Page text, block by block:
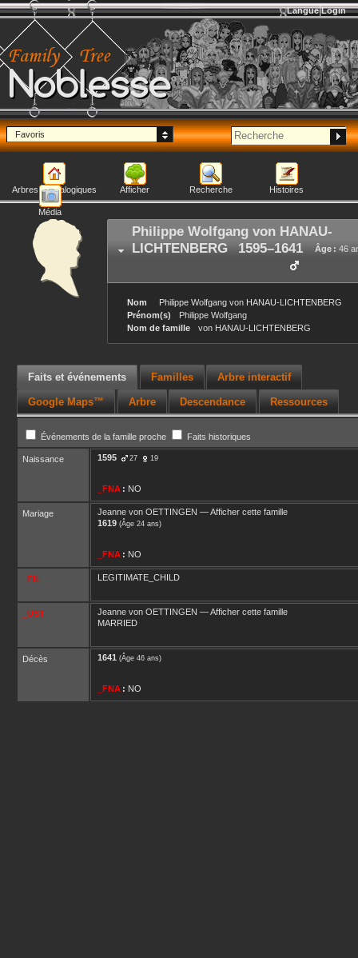
Noblesse
Langue Login
Favoris
Arbres généalogiques Afficher Recherche Histoires
Média
Philippe Wolfgang von HANAU-
LICHTENBERG
Âge : 46
1595–1641
Nom Philippe Wolfgang von HANAU-LICHTENBERG
Prénom(s)
Philippe Wolfgang
Nom de famille
von HANAU-LICHTENBERG
Faits et événements Familles Arbre interactif
Google Maps™ Arbre Descendance Ressources
Événements de la famille proche Faits historiques
Naissance 1595 27 19
_FNA : NO
Mariage Jeanne von OETTINGEN —Afficher cette famille
1619 (Âge 24 ans)
_FNA : NO
_FIL LEGITIMATE_CHILD
_UST Jeanne von OETTINGEN —Afficher cette famille
MARRIED
Décès 1641 (Âge 46 ans)
_FNA : NO